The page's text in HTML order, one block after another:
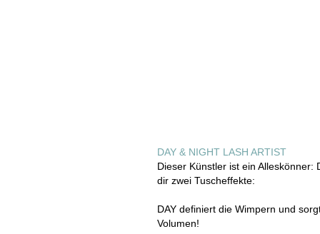
DAY & NIGHT LASH ARTIST
Dieser Künstler ist ein Alleskönner:
dir zwei Tuscheffekte:
DAY definiert die Wimpern und
Volumen!